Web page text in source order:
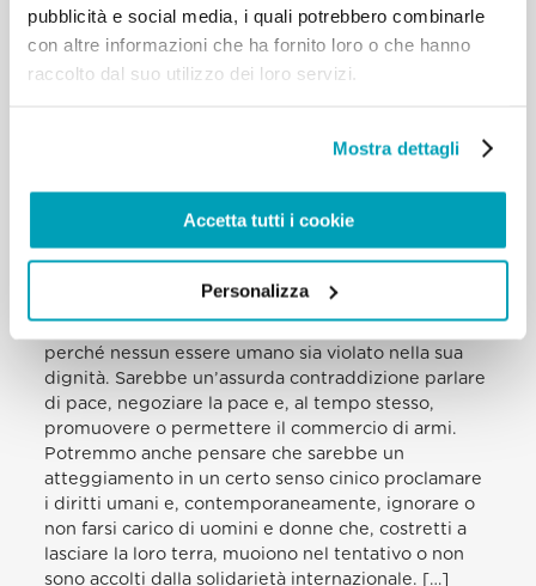
pubblicità e social media, i quali potrebbero combinarle
con altre informazioni che ha fornito loro o che hanno
raccolto dal suo utilizzo dei loro servizi.
Mostra dettagli
Accetta tutti i cookie
Personalizza
tutta la sua ampiezza e nel suo carattere, per così
dire, epocale. E’ giunto il momento di affrontarlo
con uno sguardo politico serio e responsabile, che
dunque anche al problema della proliferazione
delle armi, di cui parlavo prima. Sono ferite di un
posto a vivere oggi e ci chiama ad essere
perché nessun essere umano sia violato nella sua
dignità. Sarebbe un’assurda contraddizione parlare
di pace, negoziare la pace e, al tempo stesso,
promuovere o permettere il commercio di armi.
Potremmo anche pensare che sarebbe un
atteggiamento in un certo senso cinico proclamare
i diritti umani e, contemporaneamente, ignorare o
non farsi carico di uomini e donne che, costretti a
lasciare la loro terra, muoiono nel tentativo o non
sono accolti dalla solidarietà internazionale. […]